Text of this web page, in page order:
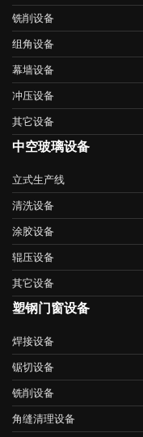
铣削设备
组角设备
幕墙设备
冲压设备
其它设备
中空玻璃设备
立式生产线
清洗设备
涂胶设备
辊压设备
其它设备
塑钢门窗设备
焊接设备
锯切设备
铣削设备
角缝清理设备